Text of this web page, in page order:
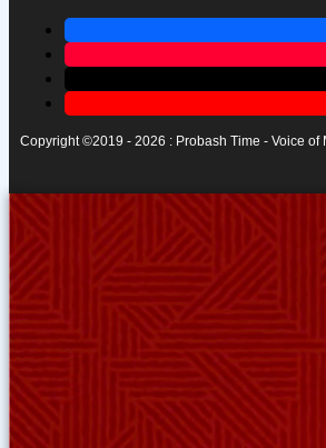
Copyright ©2019 - 2026 : Probash Time - Voice of